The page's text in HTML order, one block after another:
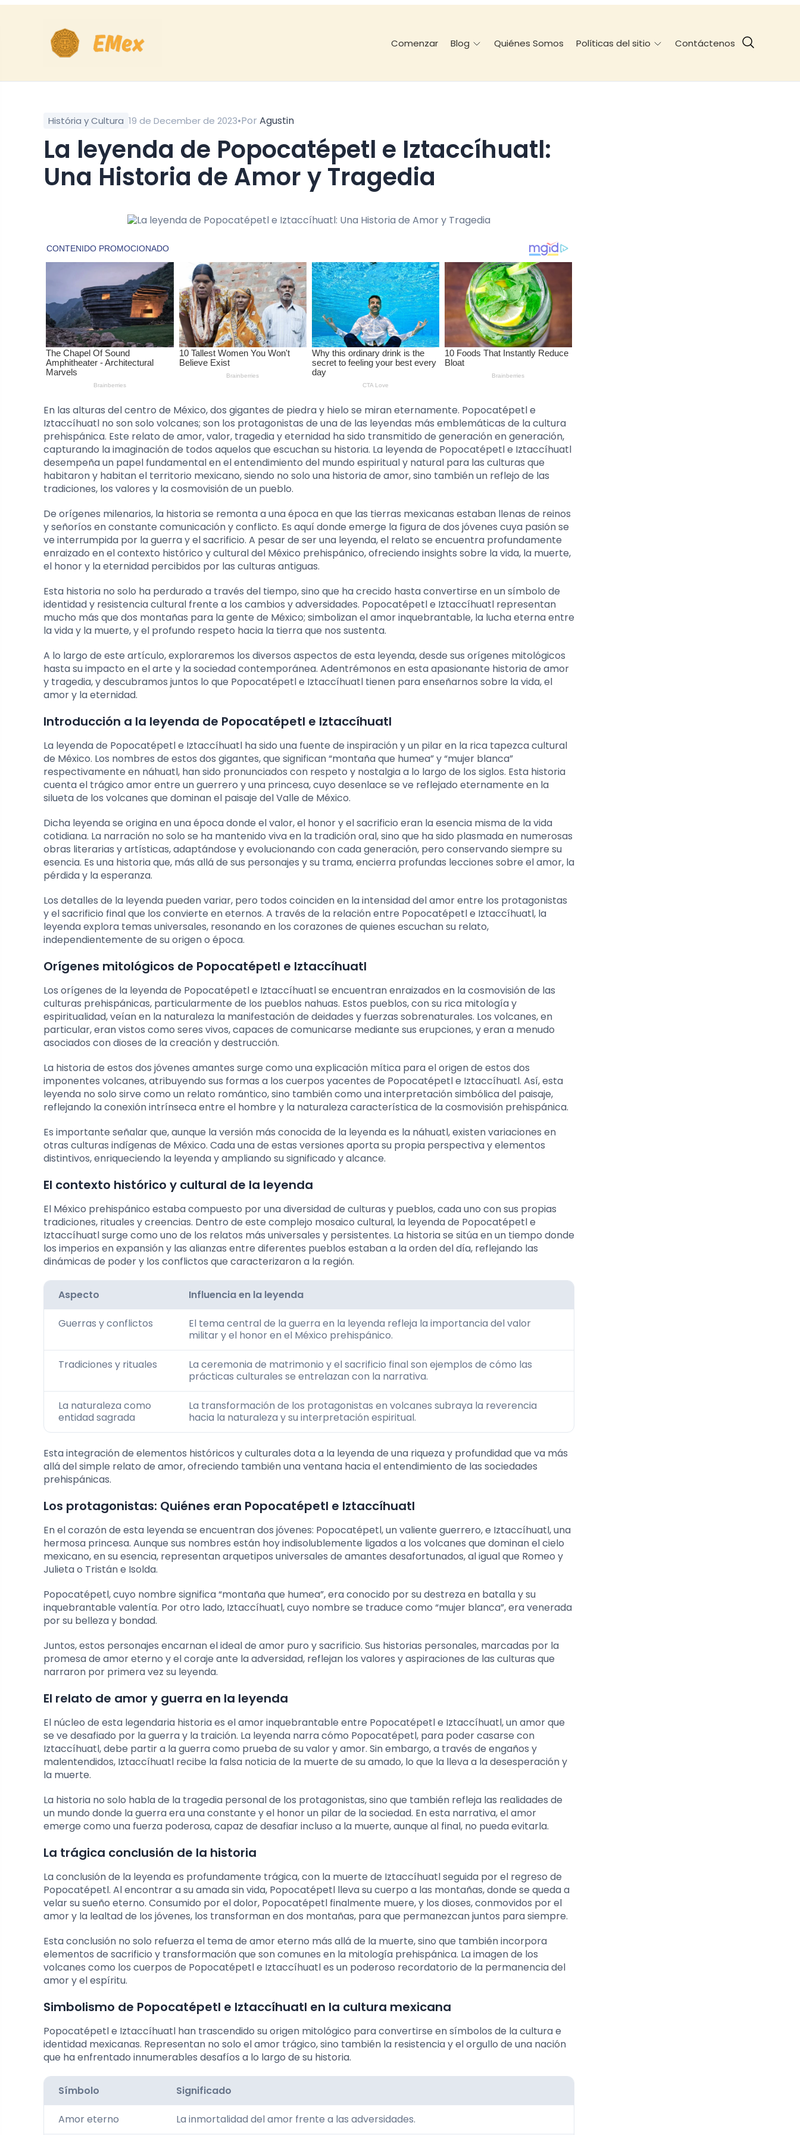
Comenzar Blog Quiénes Somos Políticas del sitio Contáctenos
História y Cultura 19 de December de 2023•Por Agustin
La leyenda de Popocatépetl e Iztaccíhuatl:
Una Historia de Amor y Tragedia
En las alturas del centro de México, dos gigantes de piedra y hielo se miran eternamente. Popocatépetl e
Iztaccíhuatl no son solo volcanes; son los protagonistas de una de las leyendas más emblemáticas de la cultura
prehispánica. Este relato de amor, valor, tragedia y eternidad ha sido transmitido de generación en generación,
capturando la imaginación de todos aquelos que escuchan su historia. La leyenda de Popocatépetl e Iztaccíhuatl
desempeña un papel fundamental en el entendimiento del mundo espiritual y natural para las culturas que
habitaron y habitan el territorio mexicano, siendo no solo una historia de amor, sino también un reflejo de las
tradiciones, los valores y la cosmovisión de un pueblo.
De orígenes milenarios, la historia se remonta a una época en que las tierras mexicanas estaban llenas de reinos
y señoríos en constante comunicación y conflicto. Es aquí donde emerge la figura de dos jóvenes cuya pasión se
ve interrumpida por la guerra y el sacrificio. A pesar de ser una leyenda, el relato se encuentra profundamente
enraizado en el contexto histórico y cultural del México prehispánico, ofreciendo insights sobre la vida, la muerte,
el honor y la eternidad percibidos por las culturas antiguas.
Esta historia no solo ha perdurado a través del tiempo, sino que ha crecido hasta convertirse en un símbolo de
identidad y resistencia cultural frente a los cambios y adversidades. Popocatépetl e Iztaccíhuatl representan
mucho más que dos montañas para la gente de México; simbolizan el amor inquebrantable, la lucha eterna entre
la vida y la muerte, y el profundo respeto hacia la tierra que nos sustenta.
A lo largo de este artículo, exploraremos los diversos aspectos de esta leyenda, desde sus orígenes mitológicos
hasta su impacto en el arte y la sociedad contemporánea. Adentrémonos en esta apasionante historia de amor
y tragedia, y descubramos juntos lo que Popocatépetl e Iztaccíhuatl tienen para enseñarnos sobre la vida, el
amor y la eternidad.
Introducción a la leyenda de Popocatépetl e Iztaccíhuatl
La leyenda de Popocatépetl e Iztaccíhuatl ha sido una fuente de inspiración y un pilar en la rica tapezca cultural
de México. Los nombres de estos dos gigantes, que significan “montaña que humea” y “mujer blanca”
respectivamente en náhuatl, han sido pronunciados con respeto y nostalgia a lo largo de los siglos. Esta historia
cuenta el trágico amor entre un guerrero y una princesa, cuyo desenlace se ve reflejado eternamente en la
silueta de los volcanes que dominan el paisaje del Valle de México.
Dicha leyenda se origina en una época donde el valor, el honor y el sacrificio eran la esencia misma de la vida
cotidiana. La narración no solo se ha mantenido viva en la tradición oral, sino que ha sido plasmada en numerosas
obras literarias y artísticas, adaptándose y evolucionando con cada generación, pero conservando siempre su
esencia. Es una historia que, más allá de sus personajes y su trama, encierra profundas lecciones sobre el amor, la
pérdida y la esperanza.
Los detalles de la leyenda pueden variar, pero todos coinciden en la intensidad del amor entre los protagonistas
y el sacrificio final que los convierte en eternos. A través de la relación entre Popocatépetl e Iztaccíhuatl, la
leyenda explora temas universales, resonando en los corazones de quienes escuchan su relato,
independientemente de su origen o época.
Orígenes mitológicos de Popocatépetl e Iztaccíhuatl
Los orígenes de la leyenda de Popocatépetl e Iztaccíhuatl se encuentran enraizados en la cosmovisión de las
culturas prehispánicas, particularmente de los pueblos nahuas. Estos pueblos, con su rica mitología y
espiritualidad, veían en la naturaleza la manifestación de deidades y fuerzas sobrenaturales. Los volcanes, en
particular, eran vistos como seres vivos, capaces de comunicarse mediante sus erupciones, y eran a menudo
asociados con dioses de la creación y destrucción.
La historia de estos dos jóvenes amantes surge como una explicación mítica para el origen de estos dos
imponentes volcanes, atribuyendo sus formas a los cuerpos yacentes de Popocatépetl e Iztaccíhuatl. Así, esta
leyenda no solo sirve como un relato romántico, sino también como una interpretación simbólica del paisaje,
reflejando la conexión intrínseca entre el hombre y la naturaleza característica de la cosmovisión prehispánica.
Es importante señalar que, aunque la versión más conocida de la leyenda es la náhuatl, existen variaciones en
otras culturas indígenas de México. Cada una de estas versiones aporta su propia perspectiva y elementos
distintivos, enriqueciendo la leyenda y ampliando su significado y alcance.
El contexto histórico y cultural de la leyenda
El México prehispánico estaba compuesto por una diversidad de culturas y pueblos, cada uno con sus propias
tradiciones, rituales y creencias. Dentro de este complejo mosaico cultural, la leyenda de Popocatépetl e
Iztaccíhuatl surge como uno de los relatos más universales y persistentes. La historia se sitúa en un tiempo donde
los imperios en expansión y las alianzas entre diferentes pueblos estaban a la orden del día, reflejando las
dinámicas de poder y los conflictos que caracterizaron a la región.
Aspecto Influencia en la leyenda
Guerras y conflictos
El tema central de la guerra en la leyenda refleja la importancia del valor
militar y el honor en el México prehispánico.
Tradiciones y rituales
La ceremonia de matrimonio y el sacrificio final son ejemplos de cómo las
prácticas culturales se entrelazan con la narrativa.
La naturaleza como
entidad sagrada
La transformación de los protagonistas en volcanes subraya la reverencia
hacia la naturaleza y su interpretación espiritual.
Esta integración de elementos históricos y culturales dota a la leyenda de una riqueza y profundidad que va más
allá del simple relato de amor, ofreciendo también una ventana hacia el entendimiento de las sociedades
prehispánicas.
Los protagonistas: Quiénes eran Popocatépetl e Iztaccíhuatl
En el corazón de esta leyenda se encuentran dos jóvenes: Popocatépetl, un valiente guerrero, e Iztaccíhuatl, una
hermosa princesa. Aunque sus nombres están hoy indisolublemente ligados a los volcanes que dominan el cielo
mexicano, en su esencia, representan arquetipos universales de amantes desafortunados, al igual que Romeo y
Julieta o Tristán e Isolda.
Popocatépetl, cuyo nombre significa “montaña que humea”, era conocido por su destreza en batalla y su
inquebrantable valentía. Por otro lado, Iztaccíhuatl, cuyo nombre se traduce como “mujer blanca”, era venerada
por su belleza y bondad.
Juntos, estos personajes encarnan el ideal de amor puro y sacrificio. Sus historias personales, marcadas por la
promesa de amor eterno y el coraje ante la adversidad, reflejan los valores y aspiraciones de las culturas que
narraron por primera vez su leyenda.
El relato de amor y guerra en la leyenda
El núcleo de esta legendaria historia es el amor inquebrantable entre Popocatépetl e Iztaccíhuatl, un amor que
se ve desafiado por la guerra y la traición. La leyenda narra cómo Popocatépetl, para poder casarse con
Iztaccíhuatl, debe partir a la guerra como prueba de su valor y amor. Sin embargo, a través de engaños y
malentendidos, Iztaccíhuatl recibe la falsa noticia de la muerte de su amado, lo que la lleva a la desesperación y
la muerte.
La historia no solo habla de la tragedia personal de los protagonistas, sino que también refleja las realidades de
un mundo donde la guerra era una constante y el honor un pilar de la sociedad. En esta narrativa, el amor
emerge como una fuerza poderosa, capaz de desafiar incluso a la muerte, aunque al final, no pueda evitarla.
La trágica conclusión de la historia
La conclusión de la leyenda es profundamente trágica, con la muerte de Iztaccíhuatl seguida por el regreso de
Popocatépetl. Al encontrar a su amada sin vida, Popocatépetl lleva su cuerpo a las montañas, donde se queda a
velar su sueño eterno. Consumido por el dolor, Popocatépetl finalmente muere, y los dioses, conmovidos por el
amor y la lealtad de los jóvenes, los transforman en dos montañas, para que permanezcan juntos para siempre.
Esta conclusión no solo refuerza el tema de amor eterno más allá de la muerte, sino que también incorpora
elementos de sacrificio y transformación que son comunes en la mitología prehispánica. La imagen de los
volcanes como los cuerpos de Popocatépetl e Iztaccíhuatl es un poderoso recordatorio de la permanencia del
amor y el espíritu.
Simbolismo de Popocatépetl e Iztaccíhuatl en la cultura mexicana
Popocatépetl e Iztaccíhuatl han trascendido su origen mitológico para convertirse en símbolos de la cultura e
identidad mexicanas. Representan no solo el amor trágico, sino también la resistencia y el orgullo de una nación
que ha enfrentado innumerables desafíos a lo largo de su historia.
Símbolo Significado
Amor eterno La inmortalidad del amor frente a las adversidades.